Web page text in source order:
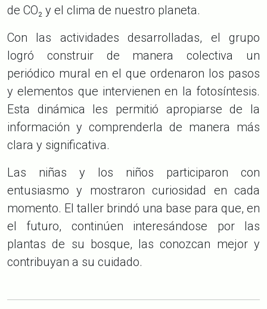
de CO₂ y el clima de nuestro planeta.
Con las actividades desarrolladas, el grupo
logró construir de manera colectiva un
periódico mural en el que ordenaron los pasos
y elementos que intervienen en la fotosíntesis.
Esta dinámica les permitió apropiarse de la
información y comprenderla de manera más
clara y significativa.
Las niñas y los niños participaron con
entusiasmo y mostraron curiosidad en cada
momento. El taller brindó una base para que, en
el futuro, continúen interesándose por las
plantas de su bosque, las conozcan mejor y
contribuyan a su cuidado.